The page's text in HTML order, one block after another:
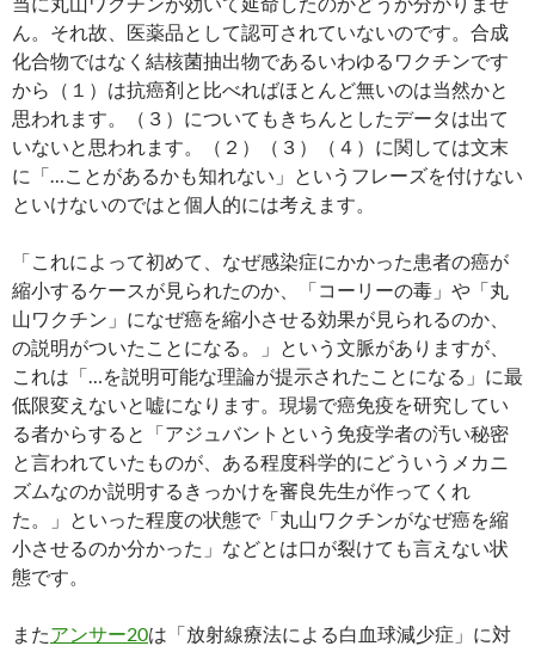
ん。それ故、医薬品として認可されていないのです。合成
化合物ではなく結核菌抽出物であるいわゆるワクチンです
から（１）は抗癌剤と比べればほとんど無いのは当然かと
思われます。（３）についてもきちんとしたデータは出て
いないと思われます。（２）（３）（４）に関しては文末
に「…ことがあるかも知れない」というフレーズを付けない
といけないのではと個人的には考えます。
「これによって初めて、なぜ感染症にかかった患者の癌が
縮小するケースが見られたのか、「コーリーの毒」や「丸
山ワクチン」になぜ癌を縮小させる効果が見られるのか、
の説明がついたことになる。」という文脈がありますが、
これは「…を説明可能な理論が提示されたことになる」に最
低限変えないと嘘になります。現場で癌免疫を研究してい
る者からすると「アジュバントという免疫学者の汚い秘密
と言われていたものが、ある程度科学的にどういうメカニ
ズムなのか説明するきっかけを審良先生が作ってくれ
た。」といった程度の状態で「丸山ワクチンがなぜ癌を縮
小させるのか分かった」などとは口が裂けても言えない状
態です。
またアンサー20は「放射線療法による白血球減少症」に対